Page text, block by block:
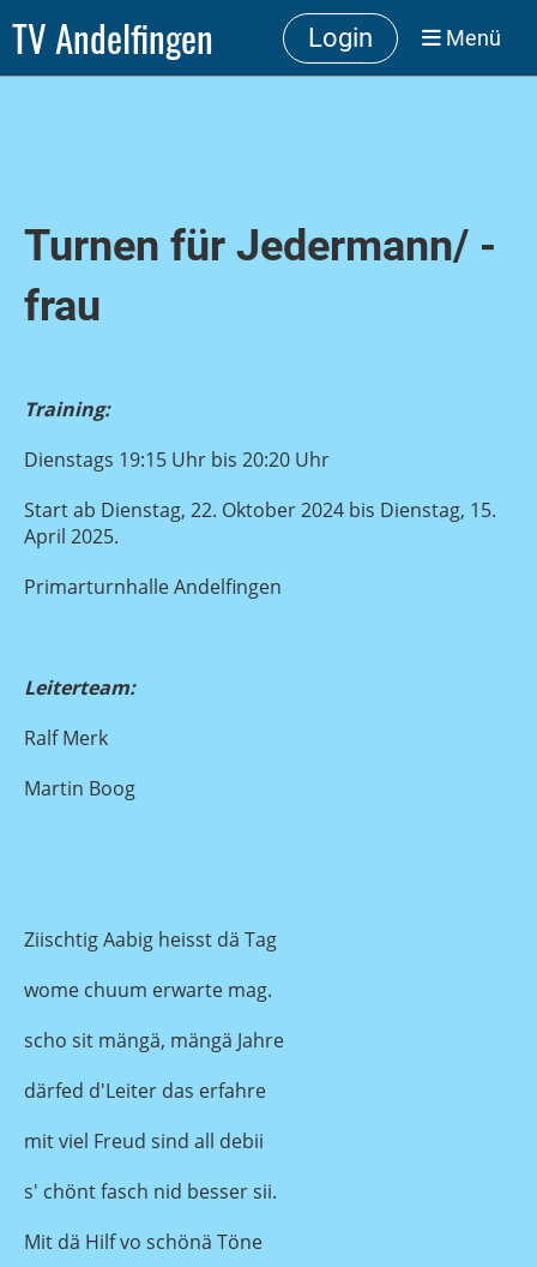
TV Andelfingen Login Menü
Turnen für Jedermann/ -
frau
Training:
Dienstags 19:15 Uhr bis 20:20 Uhr
Start ab Dienstag, 22. Oktober 2024 bis Dienstag, 15.
April 2025.
Primarturnhalle Andelfingen
Leiterteam:
Ralf Merk
Martin Boog
Ziischtig Aabig heisst dä Tag
wome chuum erwarte mag.
scho sit mängä, mängä Jahre
därfed d'Leiter das erfahre
mit viel Freud sind all debii
s' chönt fasch nid besser sii.
Mit dä Hilf vo schönä Töne